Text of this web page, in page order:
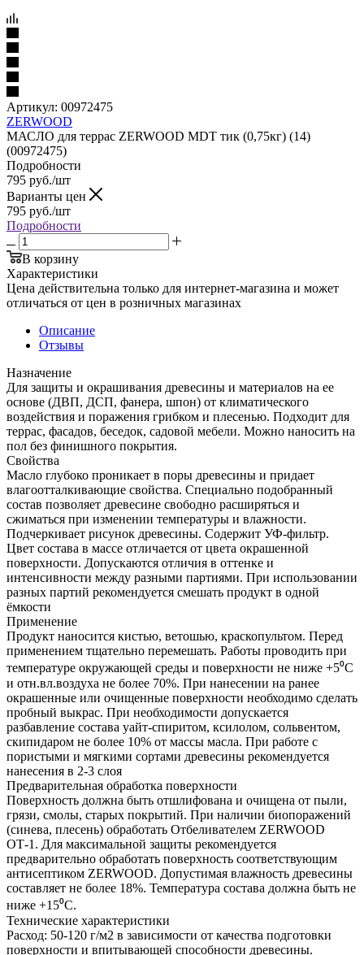
Артикул: 00972475
ZERWOOD
МАСЛО для террас ZERWOOD MDT тик (0,75кг) (14)
(00972475)
Подробности
795 руб./шт
Варианты цен
795 руб./шт
Подробности
В корзину
Характеристики
Цена действительна только для интернет-магазина и может
отличаться от цен в розничных магазинах
Описание
Отзывы
Назначение
Для защиты и окрашивания древесины и материалов на ее
основе (ДВП, ДСП, фанера, шпон) от климатического
воздействия и поражения грибком и плесенью. Подходит для
террас, фасадов, беседок, садовой мебели. Можно наносить на
пол без финишного покрытия.
Свойства
Масло глубоко проникает в поры древесины и придает
влагоотталкивающие свойства. Специально подобранный
состав позволяет древесине свободно расширяться и
сжиматься при изменении температуры и влажности.
Подчеркивает рисунок древесины. Содержит УФ-фильтр.
Цвет состава в массе отличается от цвета окрашенной
поверхности. Допускаются отличия в оттенке и
интенсивности между разными партиями. При использовании
разных партий рекомендуется смешать продукт в одной
ёмкости
Применение
Продукт наносится кистью, ветошью, краскопультом. Перед
применением тщательно перемешать. Работы проводить при
температуре окружающей среды и поверхности не ниже +5⁰C
и отн.вл.воздуха не более 70%. При нанесении на ранее
окрашенные или очищенные поверхности необходимо сделать
пробный выкрас. При необходимости допускается
разбавление состава уайт-спиритом, ксилолом, сольвентом,
скипидаром не более 10% от массы масла. При работе с
пористыми и мягкими сортами древесины рекомендуется
нанесения в 2-3 слоя
Предварительная обработка поверхности
Поверхность должна быть отшлифована и очищена от пыли,
грязи, смолы, старых покрытий. При наличии биопоражений
(синева, плесень) обработать Отбеливателем ZERWOOD
ОТ-1. Для максимальной защиты рекомендуется
предварительно обработать поверхность соответствующим
антисептиком ZERWOOD. Допустимая влажность древесины
составляет не более 18%. Температура состава должна быть не
ниже +15⁰C.
Технические характеристики
Расход: 50-120 г/м2 в зависимости от качества подготовки
поверхности и впитывающей способности древесины.